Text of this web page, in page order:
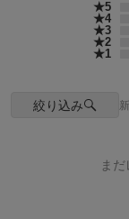
★5
★4
★3
★2
★1
絞り込み
ま